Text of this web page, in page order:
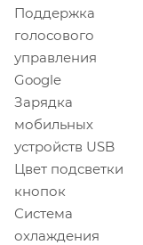
Поддержка
голосового
управления
Google
Зарядка
мобильных
устройств USB
Цвет подсветки
кнопок
Система
охлаждения